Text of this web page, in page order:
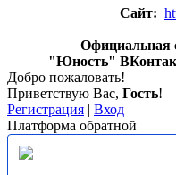
Сайт:
"Юность"
Добро пожаловать!
Приветствую Вас, Гость!
Регистрация | Вход
Платформа обратной